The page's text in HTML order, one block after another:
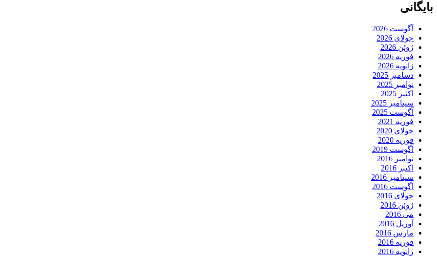
بایگانی
آگوست 2026
جولای 2026
ژوئن 2026
فوریه 2026
ژانویه 2026
دسامبر 2025
نوامبر 2025
اکتبر 2025
سپتامبر 2025
آگوست 2025
فوریه 2021
جولای 2020
فوریه 2020
آگوست 2019
نوامبر 2016
اکتبر 2016
سپتامبر 2016
آگوست 2016
جولای 2016
ژوئن 2016
می 2016
آوریل 2016
مارس 2016
فوریه 2016
ژانویه 2016